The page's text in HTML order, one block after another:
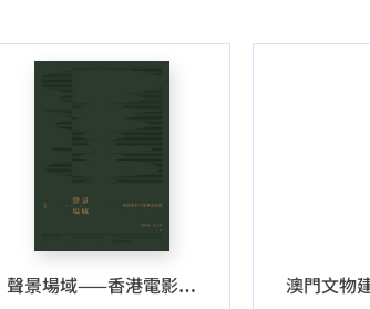
聲景場域——香港電影音樂創意實踐